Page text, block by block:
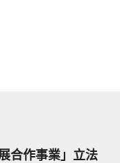
合作事業」立法